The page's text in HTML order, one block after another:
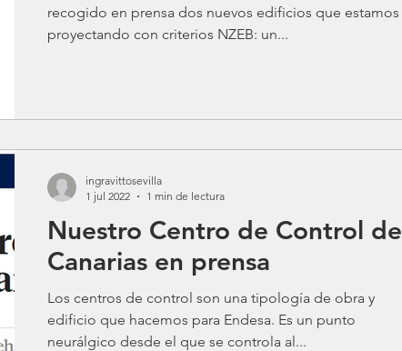
recogido en prensa dos nuevos edificios que estamos
proyectando con criterios NZEB: un...
Nuestro Centro de Control de
Canarias en prensa
Los centros de control son una tipología de obra y
edificio que hacemos para Endesa. Es un punto
neurálgico desde el que se controla al...
ingravittosevilla
1 jul 2022
1 min de lectura